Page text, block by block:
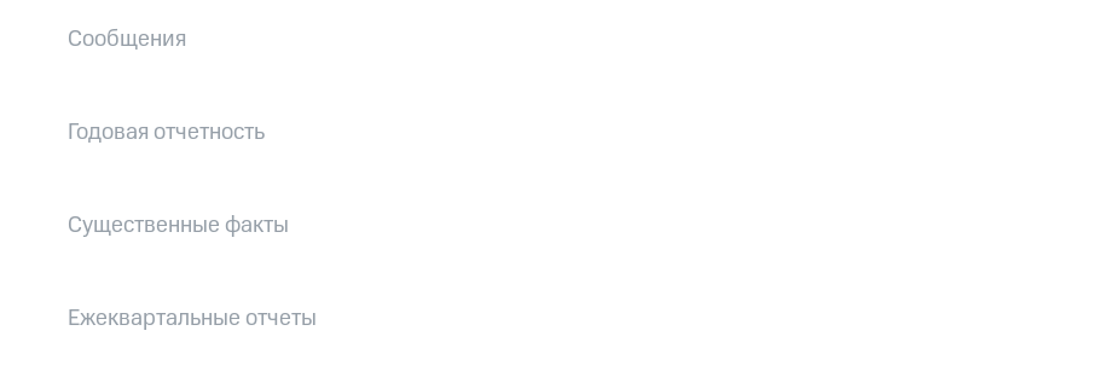
Сообщения
Годовая отчетность
Существенные факты
Ежеквартальные отчеты